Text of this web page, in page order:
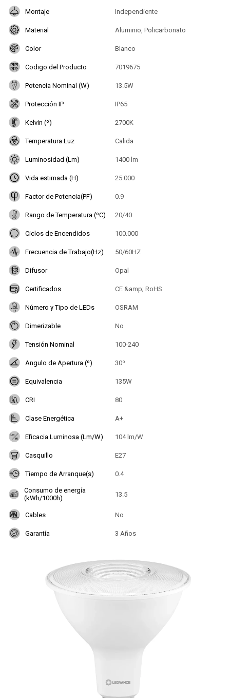
Montaje Independiente
Material Aluminio, Policarbonato
Color Blanco
Codigo del Producto 7019675
Potencia Nominal (W) 13.5W
Protección IP IP65
Kelvin (º) 2700K
Temperatura Luz Calida
Luminosidad (Lm) 1400 lm
Vida estimada (H) 25.000
Factor de Potencia(PF) 0.9
Rango de Temperatura (ºC) 20/40
Ciclos de Encendidos 100.000
Frecuencia de Trabajo(Hz) 50/60HZ
Difusor Opal
Certificados CE &amp; RoHS
Número y Tipo de LEDs OSRAM
Dimerizable No
Tensión Nominal 100-240
Angulo de Apertura (º) 30º
Equivalencia 135W
CRI 80
Clase Energética A+
Eficacia Luminosa (Lm/W) 104 lm/W
Casquillo E27
Tiempo de Arranque(s) 0.4
Consumo de energía
(kWh/1000h)
13.5
Cables No
Garantía 3 Años